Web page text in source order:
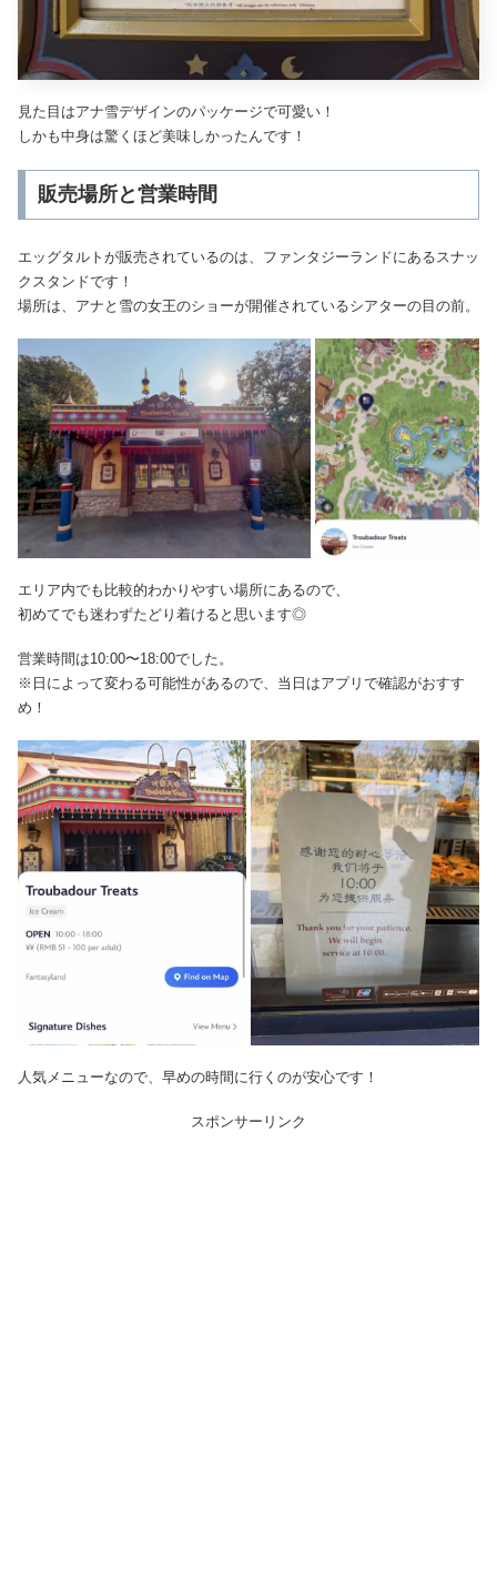
見た目はアナ雪デザインのパッケージで可愛い！
しかも中身は驚くほど美味しかったんです！
販売場所と営業時間
エッグタルトが販売されているのは、ファンタジーランドにあるスナッ
クスタンドです！
場所は、アナと雪の女王のショーが開催されているシアターの目の前。
エリア内でも比較的わかりやすい場所にあるので、
初めてでも迷わずたどり着けると思います◎
営業時間は10:00〜18:00でした。
※日によって変わる可能性があるので、当日はアプリで確認がおすす
め！
人気メニューなので、早めの時間に行くのが安心です！
スポンサーリンク